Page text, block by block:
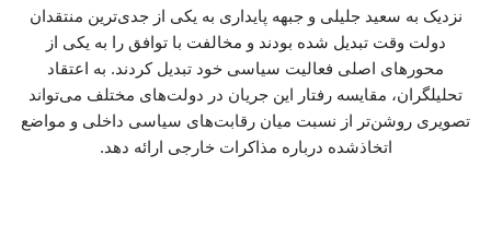
نزدیک به سعید جلیلی و جبهه پایداری به یکی از جدی‌ترین منتقدان
دولت وقت تبدیل شده بودند و مخالفت با توافق را به یکی از
محورهای اصلی فعالیت سیاسی خود تبدیل کردند. به اعتقاد
تحلیلگران، مقایسه رفتار این جریان در دولت‌های مختلف می‌تواند
تصویری روشن‌تر از نسبت میان رقابت‌های سیاسی داخلی و مواضع
اتخاذشده درباره مذاکرات خارجی ارائه دهد.